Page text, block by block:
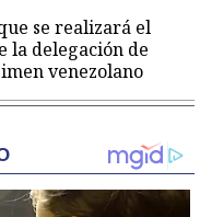
se realizará el
la delegación de
venezolano